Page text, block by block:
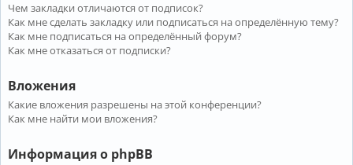
Чем закладки отличаются от подписок?
Как мне сделать закладку или подписаться на определённую тему?
Как мне подписаться на определённый форум?
Как мне отказаться от подписки?
Вложения
Какие вложения разрешены на этой конференции?
Как мне найти мои вложения?
Информация о phpBB